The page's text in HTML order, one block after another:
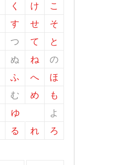
く け
こ
す せ
そ
つ て
と
ぬ ね
の
ふ へ
ほ
む め
も
ゆ
よ
る れ
ろ